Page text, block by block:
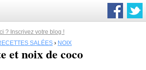
? Inscrivez votre blog !
SALÉES › NOIX
et noix de coco